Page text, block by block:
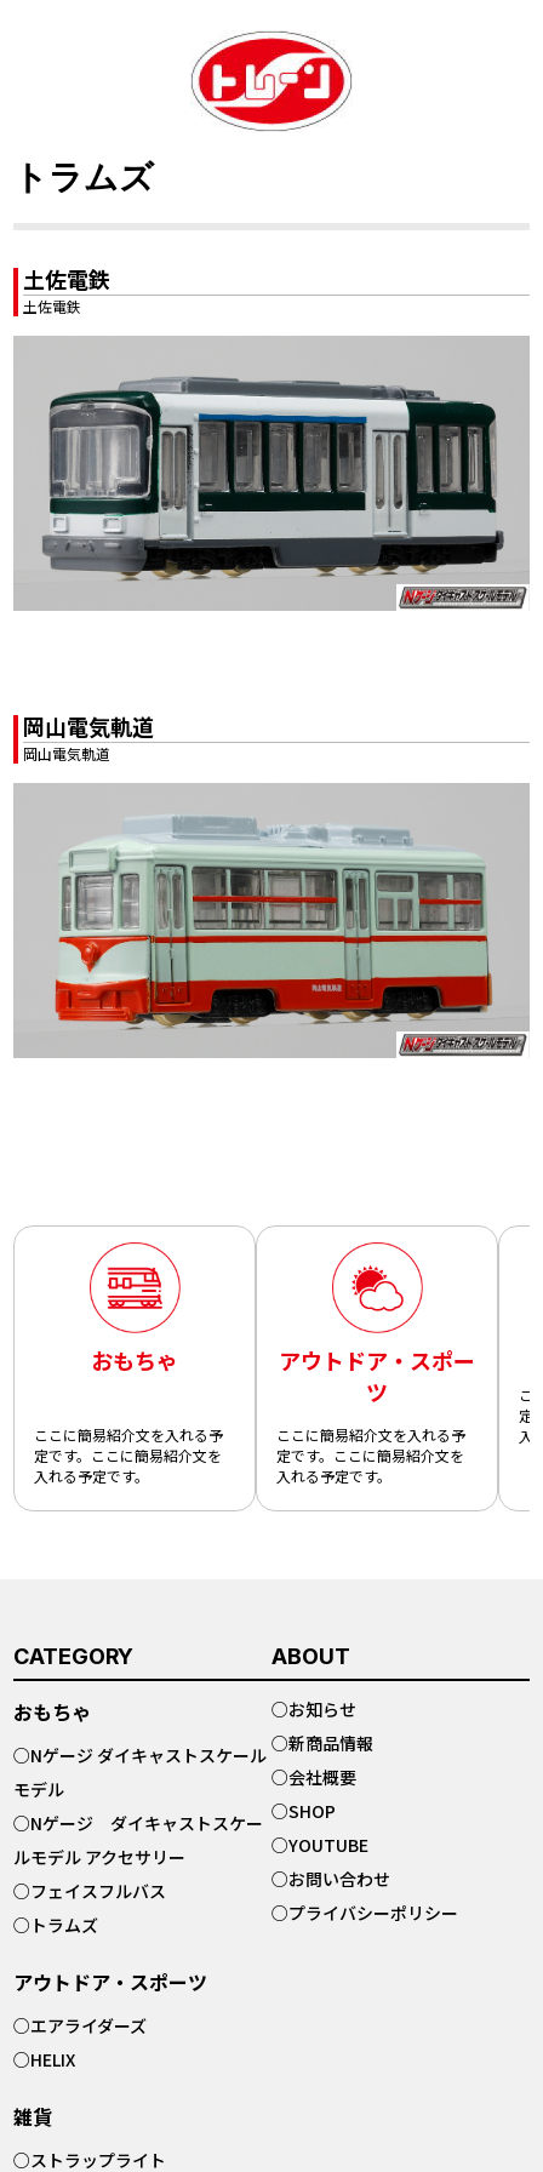
トラムズ
土佐電鉄
土佐電鉄
岡山電気軌道
岡山電気軌道
おもちゃ
ここに簡易紹介文を入れる予
定です。ここに簡易紹介文を
入れる予定です。
アウトドア・スポー
ツ
ここに簡易紹介文を入れる予
定です。ここに簡易紹介文を
入れる予定です。
こ
定
入
CATEGORY
おもちゃ
○Nゲージ ダイキャストスケール
モデル
○Nゲージ ダイキャストスケー
ルモデル アクセサリー
○フェイスフルバス
○ トラムズ
アウトドア・スポーツ
○エアライダーズ
○HELIX
雑貨
○ストラップライト
ABOUT
○お知らせ
○新商品情報
○会社概要
○SHOP
○YOUTUBE
○お問い合わせ
○プライバシーポリシー